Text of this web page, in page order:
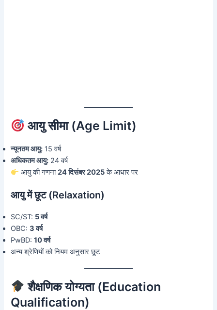
आयु सीमा (Age Limit)
न्यूनतम आयु: 15 वर्ष
अधिकतम आयु: 24 वर्ष
आयु की गणना24 दिसंबर 2025के आधार पर
आयु में छूट (Relaxation)
SC/ST: 5 वर्ष
OBC:3 वर्ष
PwBD:10 वर्ष
अन्य श्रेणियों को नियम अनुसार छूट
शैक्षणिक योग्यता (Education
Qualification)